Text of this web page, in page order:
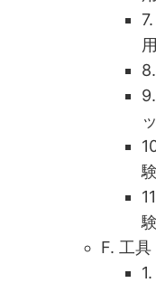
F. 工